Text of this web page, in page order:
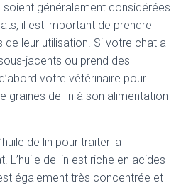
soient généralement considérées
il est important de prendre
leur utilisation. Si votre chat a
jacents ou prend des
votre vétérinaire pour
graines de lin à son alimentation
de lin pour traiter la
L’huile de lin est riche en acides
également très concentrée et